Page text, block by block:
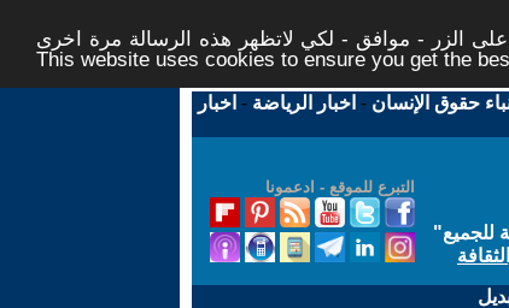
الزر - موافق - لكي لاتظهر هذه الرسالة مرة اخرى -
This website uses cookies to ensure you get the
حقوق الإنسان - اخبار الرياضة - اخبار
التبرع للموقع - ادعمونا
للجميع"